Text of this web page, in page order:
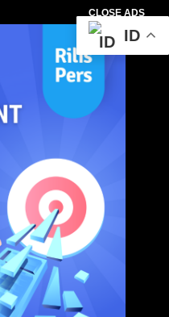
CLOSE ADS
ID